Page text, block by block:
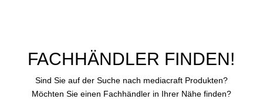
FACHHÄNDLER FINDEN!
Sind Sie auf der Suche nach mediacraft Produkten?
Möchten Sie einen Fachhändler in Ihrer Nähe finden?